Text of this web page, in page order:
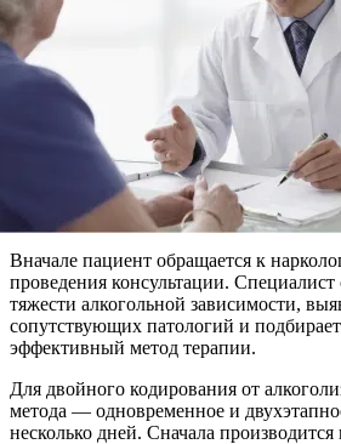
Вначале пациент обращается к
проведения консультации. Специалист
тяжести алкогольной зависимости,
сопутствующих патологий и
эффективный метод терапии.
Для двойного кодирования от
метода — одновременное и
несколько дней. Сначала